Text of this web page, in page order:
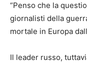
“Penso che la
giornalisti della
mortale in Europa
Il leader russo,